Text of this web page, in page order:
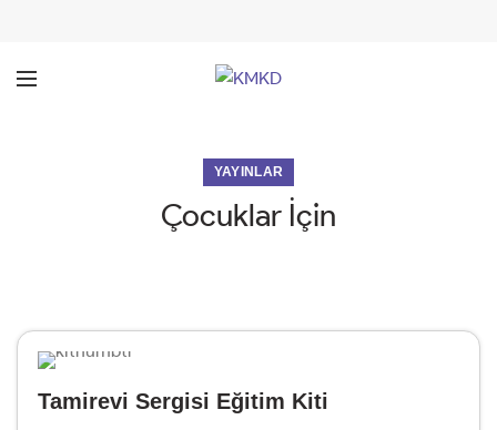
YAYINLAR
Çocuklar İçin
Tamirevi Sergisi Eğitim Kiti